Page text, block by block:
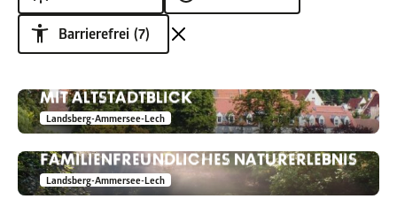
Barrierefrei (7)
Landsberg-Ammersee-Lech
MIT ALTSTADTBLICK
Landsberg-Ammersee-Lech
LECHPARK PÖSSINGER AU LANDSBERG –
FAMILIENFREUNDLICHES NATURERLEBNIS